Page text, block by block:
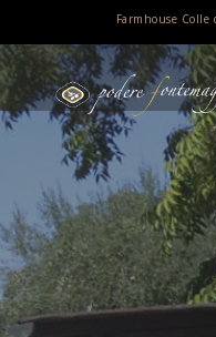
Farmhouse Colle